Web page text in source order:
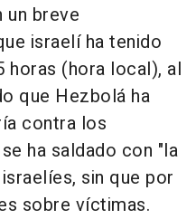
un breve
israelí ha tenido
horas (hora local), al
que Hezbolá ha
contra los
ha saldado con "la
sin que por
sobre víctimas.